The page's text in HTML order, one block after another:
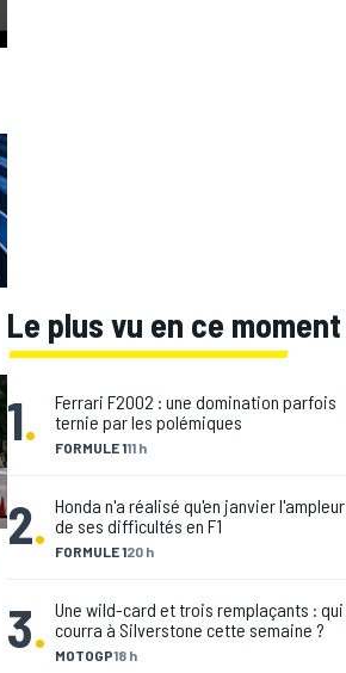
Le plus vu en ce moment
1. FORMULE 111 h
Ferrari F2002 : une domination parfois
ternie par les polémiques
2. FORMULE 120 h
Honda n'a réalisé qu'en janvier l'ampleur
de ses difficultés en F1
3. MOTOGP18 h
Une wild-card et trois remplaçants : qui
courra à Silverstone cette semaine ?